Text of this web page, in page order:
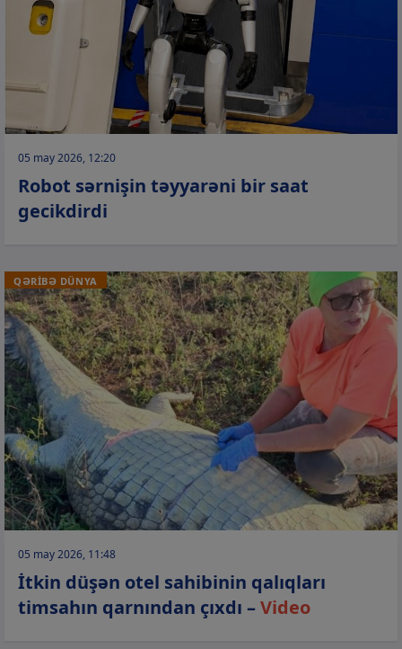
05 may 2026, 12:20
Robot sərnişin təyyarəni bir saat
gecikdirdi
QƏRİBƏ DÜNYA
05 may 2026, 11:48
İtkin düşən otel sahibinin qalıqları
timsahın qarnından çıxdı –Video